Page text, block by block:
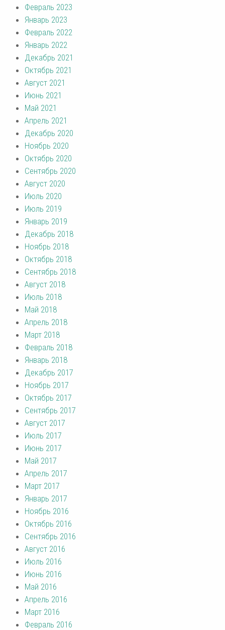
Февраль 2023
Январь 2023
Февраль 2022
Январь 2022
Декабрь 2021
Октябрь 2021
Август 2021
Июнь 2021
Май 2021
Апрель 2021
Декабрь 2020
Ноябрь 2020
Октябрь 2020
Сентябрь 2020
Август 2020
Июль 2020
Июль 2019
Январь 2019
Декабрь 2018
Ноябрь 2018
Октябрь 2018
Сентябрь 2018
Август 2018
Июль 2018
Май 2018
Апрель 2018
Март 2018
Февраль 2018
Январь 2018
Декабрь 2017
Ноябрь 2017
Октябрь 2017
Сентябрь 2017
Август 2017
Июль 2017
Июнь 2017
Май 2017
Апрель 2017
Март 2017
Январь 2017
Ноябрь 2016
Октябрь 2016
Сентябрь 2016
Август 2016
Июль 2016
Июнь 2016
Май 2016
Апрель 2016
Март 2016
Февраль 2016